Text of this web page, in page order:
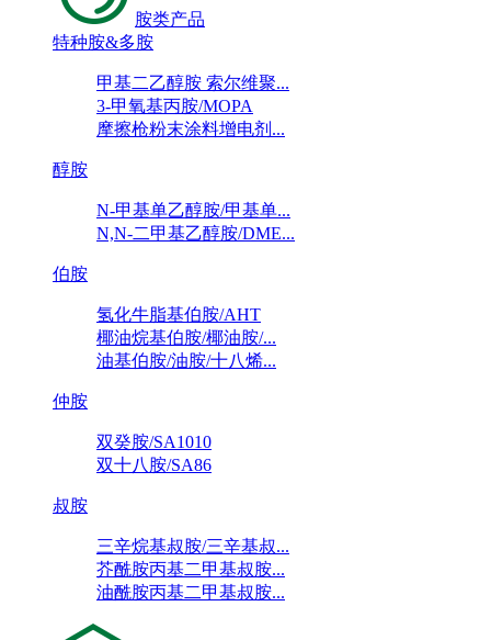
胺类产品
特种胺&多胺
甲基二乙醇胺 索尔维聚...
3-甲氧基丙胺/MOPA
摩擦枪粉末涂料增电剂...
醇胺
N-甲基单乙醇胺/甲基单...
N,N-二甲基乙醇胺/DME...
伯胺
氢化牛脂基伯胺/AHT
椰油烷基伯胺/椰油胺/...
油基伯胺/油胺/十八烯...
仲胺
双癸胺/SA1010
双十八胺/SA86
叔胺
三辛烷基叔胺/三辛基叔...
芥酰胺丙基二甲基叔胺...
油酰胺丙基二甲基叔胺...